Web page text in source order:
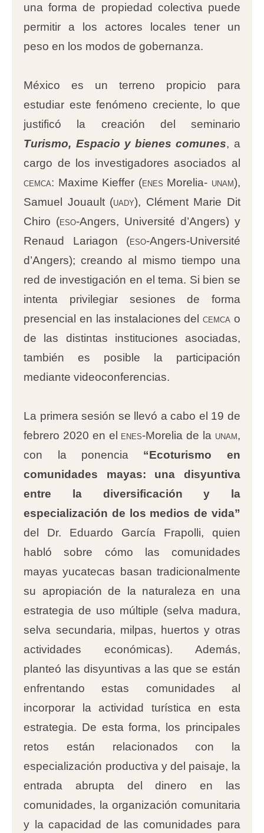
una forma de propiedad colectiva puede
permitir a los actores locales tener un
peso en los modos de gobernanza.
México es un terreno propicio para
estudiar este fenómeno creciente, lo que
justificó la creación del seminario
Turismo, Espacio y bienes comunes, a
cargo de los investigadores asociados al
cemca: Maxime Kieffer (enes Morelia- unam),
Samuel Jouault (uady), Clément Marie Dit
Chiro (eso-Angers, Université d’Angers) y
Renaud Lariagon (eso-Angers-Université
d’Angers); creando al mismo tiempo una
red de investigación en el tema. Si bien se
intenta privilegiar sesiones de forma
presencial en las instalaciones del cemca o
de las distintas instituciones asociadas,
también es posible la participación
mediante videoconferencias.
La primera sesión se llevó a cabo el 19 de
febrero 2020 en el enes-Morelia de la unam,
con la ponencia “Ecoturismo en
comunidades mayas: una disyuntiva
entre la diversificación y la
especialización de los medios de vida”
del Dr. Eduardo García Frapolli, quien
habló sobre cómo las comunidades
mayas yucatecas basan tradicionalmente
su apropiación de la naturaleza en una
estrategia de uso múltiple (selva madura,
selva secundaria, milpas, huertos y otras
actividades económicas). Además,
planteó las disyuntivas a las que se están
enfrentando estas comunidades al
incorporar la actividad turística en esta
estrategia. De esta forma, los principales
retos están relacionados con la
especialización productiva y del paisaje, la
entrada abrupta del dinero en las
comunidades, la organización comunitaria
y la capacidad de las comunidades para